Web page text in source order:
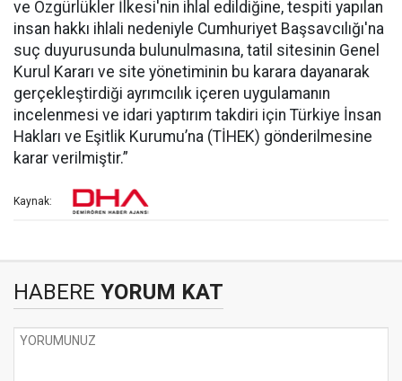
ve Özgürlükler İlkesi'nin ihlal edildiğine, tespiti yapılan
insan hakkı ihlali nedeniyle Cumhuriyet Başsavcılığı'na
suç duyurusunda bulunulmasına, tatil sitesinin Genel
Kurul Kararı ve site yönetiminin bu karara dayanarak
gerçekleştirdiği ayrımcılık içeren uygulamanın
incelenmesi ve idari yaptırım takdiri için Türkiye İnsan
Hakları ve Eşitlik Kurumu’na (TİHEK) gönderilmesine
karar verilmiştir.”
Kaynak:
HABERE YORUM KAT